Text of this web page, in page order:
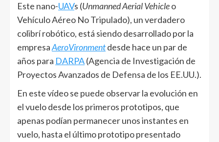
Este nano-UAVs (Unmanned Aerial Vehicleo
Vehículo Aéreo No Tripulado), un verdadero
colibrí robótico, está siendo desarrollado por la
empresaAeroVironmentdesde hace un par de
años para DARPA(Agencia de Investigación de
Proyectos Avanzados de Defensa de los EE.UU.).
En este vídeo se puede observar la evolución en
el vuelo desde los primeros prototipos, que
apenas podían permanecer unos instantes en
vuelo, hasta el último prototipo presentado